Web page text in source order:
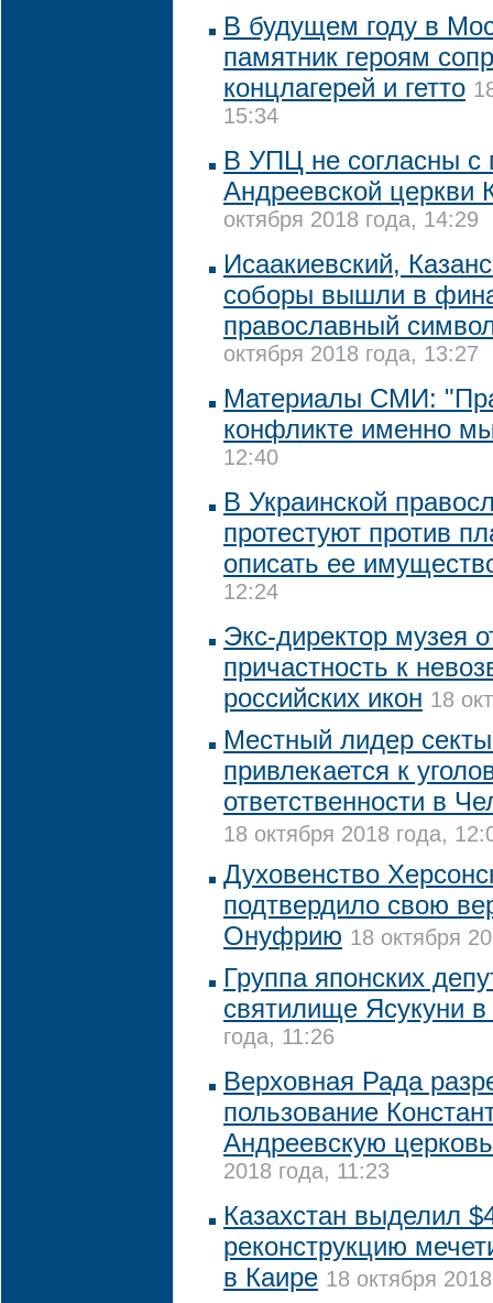
В будущем году в
памятник героям
концлагерей и гетто
15:34
В УПЦ не согласны с
Андреевской церкви
октября 2018 года, 14:29
Исаакиевский,
соборы вышли в
православный
октября 2018 года, 13:27
Материалы СМИ:
конфликте именно
12:40
В Украинской
протестуют против
описать ее
12:24
Экс-директор музея
причастность к
российских икон 18
Местный лидер
привлекается к
ответственности в
18 октября 2018 года,
Духовенство
подтвердило свою
Онуфрию 18 октября
Группа японских
святилище Ясукуни в
года, 11:26
Верховная Рада
пользование
Андреевскую
2018 года, 11:23
Казахстан выделил
реконструкцию
в Каире 18 октября